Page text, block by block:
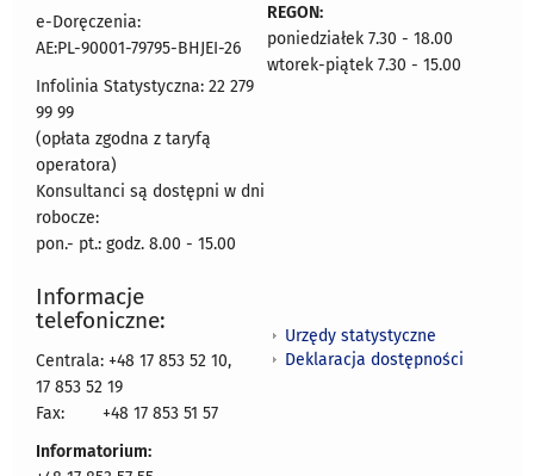
e-Doręczenia:
AE:PL-90001-79795-BHJEI-26
Infolinia Statystyczna: 22 279
99 99
(opłata zgodna z taryfą
operatora)
Konsultanci są dostępni w dni
robocze:
pon.- pt.: godz. 8.00 - 15.00
REGON:
poniedziałek 7.30 - 18.00
wtorek-piątek 7.30 - 15.00
Informacje
telefoniczne:
Centrala: +48 17 853 52 10,
17 853 52 19
Fax:
+48 17 853 51 57
Informatorium:
Urzędy statystyczne
Deklaracja dostępności